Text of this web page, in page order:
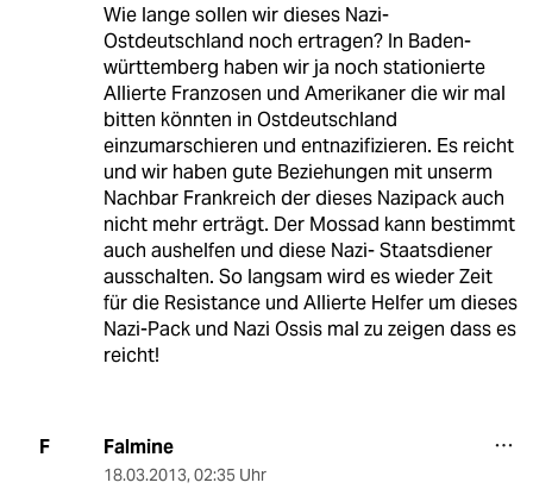
Wie lange sollen wir dieses Nazi-
Ostdeutschland noch ertragen? In Baden-
württemberg haben wir ja noch stationierte
Allierte Franzosen und Amerikaner die wir mal
bitten könnten in Ostdeutschland
einzumarschieren und entnazifizieren. Es reicht
und wir haben gute Beziehungen mit unserm
Nachbar Frankreich der dieses Nazipack auch
nicht mehr erträgt. Der Mossad kann bestimmt
auch aushelfen und diese Nazi- Staatsdiener
ausschalten. So langsam wird es wieder Zeit
für die Resistance und Allierte Helfer um dieses
Nazi-Pack und Nazi Ossis mal zu zeigen dass es
reicht!
F Falmine
18.03.2013, 02:35 Uhr